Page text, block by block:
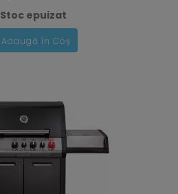
Stoc epuizat
Adaugă în Coș